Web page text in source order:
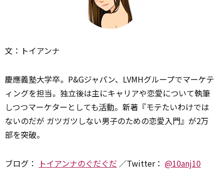
文：トイアンナ
慶應義塾大学卒。P&Gジャパン、LVMHグループでマーケテ
ィングを担当。独立後は主にキャリアや恋愛について執筆
しつつマーケターとしても活動。新著『モテたいわけでは
ないのだが ガツガツしない男子のための恋愛入門』が2万
部を突破。
ブログ： トイアンナのぐだぐだ ／Twitter： @10anj10